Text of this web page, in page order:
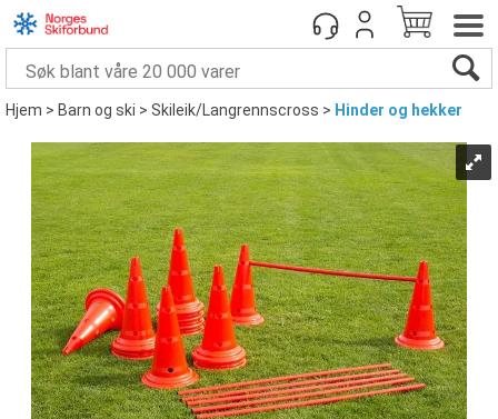
Hjem>Barn og ski>Skileik/Langrennscross> Hinder og hekker